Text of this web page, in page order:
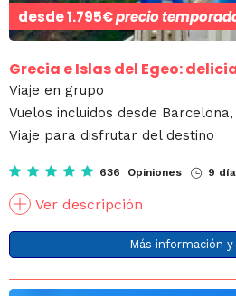
desde1.795€precio
Grecia e Islas del Egeo:
Viaje en grupo
Vuelos incluidos desde
Viaje para disfrutar del destino
636 Opiniones 9
Ver descripción
Más información